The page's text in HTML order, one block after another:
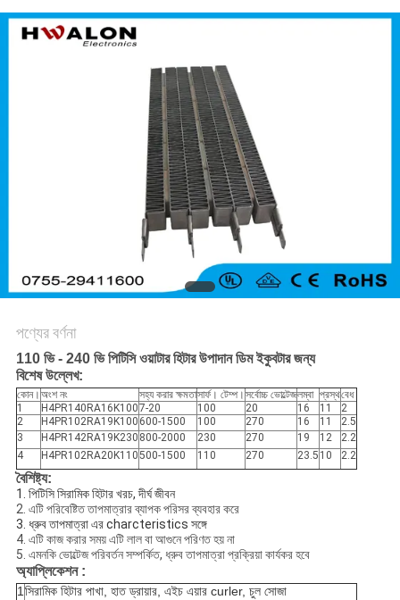
একটি
উদ্ধৃতি
নীতি
পণ্যের বর্ণনা
110 ভি - 240 ভি পিটিসি ওয়াটার হিটার উপাদান ডিম ইকুবটার জন্য
বিশেষ উল্লেখ:
কোন। অংশ নং সহ্য করার ক্ষমতাসার্ফ। টেম্প। সর্বোচ্চ ভোল্টেজলম্বা প্রস্থবেধ
1
H4PR140RA16K1007-20 100 20 16 11
2
2
H4PR102RA19K100 600-1500 100 270 16 11
2.5
3
H4PR142RA19K230 800-2000 230 270 19 12
2.2
4
H4PR102RA20K110500-1500 110 270 23.5 10 2.2
বৈশিষ্ট্য:
1. পিটিসি সিরামিক হিটার খরচ, দীর্ঘ জীবন
2. এটি পরিবেষ্টিত তাপমাত্রার ব্যাপক পরিসর ব্যবহার করে
3. ধ্রুব তাপমাত্রা এর charcteristics সঙ্গে
4. এটি কাজ করার সময় এটি লাল বা আগুনে পরিণত হয় না
5. এমনকি ভোল্টেজ পরিবর্তন সম্পর্কিত, ধ্রুব তাপমাত্রা প্রক্রিয়া কার্যকর হবে
অ্যাপ্লিকেশন :
1সিরামিক হিটার পাখা, হাত ড্রায়ার, এইচ এয়ার curler, চুল সোজা